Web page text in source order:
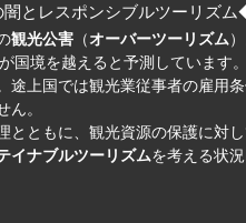
とレスポンシブルツーリズ
観光公害 （オーバーツーリズム
国境を越えると予測していま
途上国では観光業従事者の雇
ん。
ともに、観光資源の保護に対
イナブルツーリズムを考える状